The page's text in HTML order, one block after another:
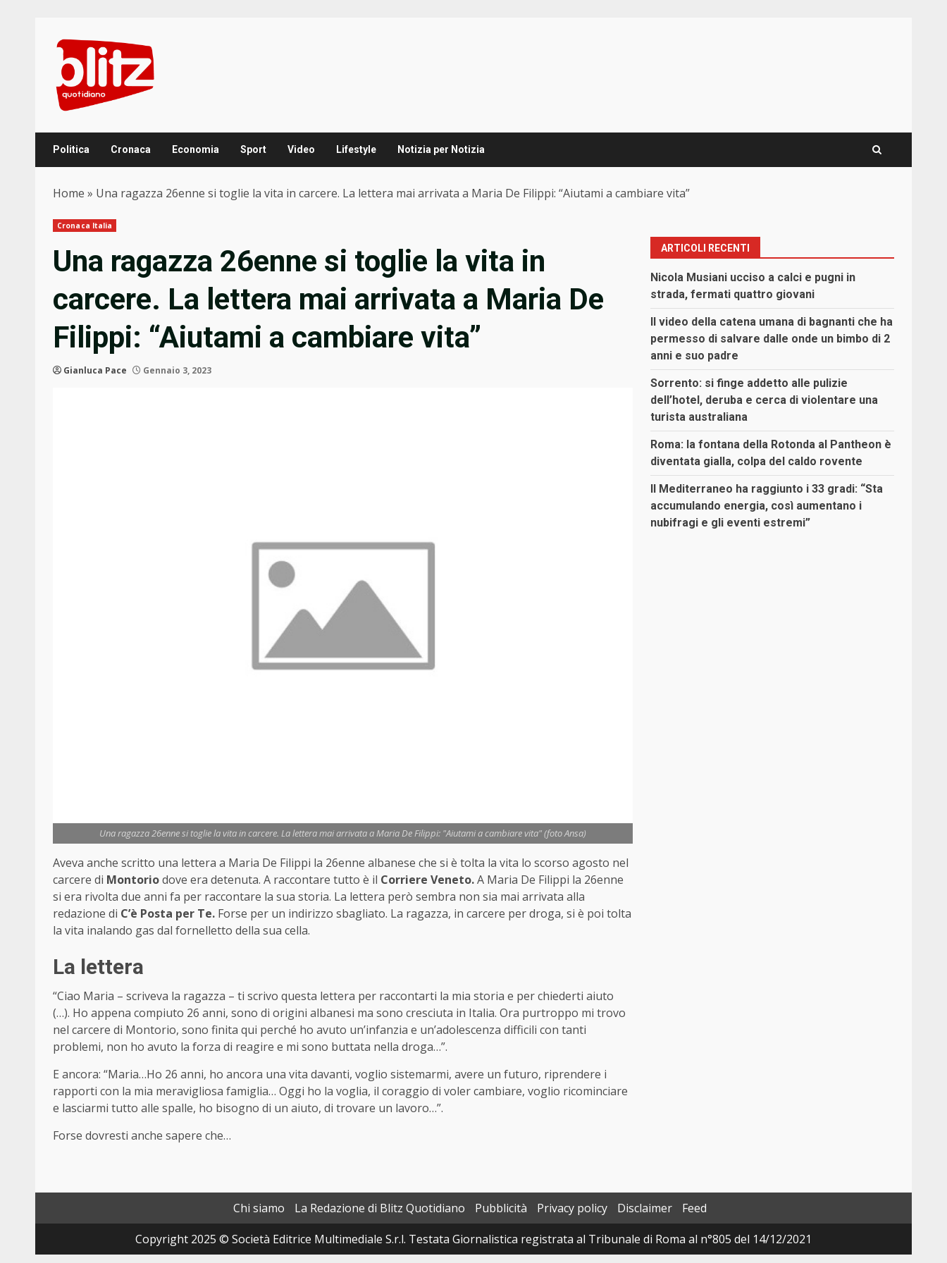
content
Politica Cronaca Economia Sport Video Lifestyle Notizia per Notizia
Home » Una ragazza 26enne si toglie la vita in carcere. La lettera mai arrivata a Maria De Filippi: “Aiutami a cambiare vita”
Cronaca Italia
Una ragazza 26enne si toglie la vita in
carcere. La lettera mai arrivata a Maria De
Filippi: “Aiutami a cambiare vita”
Gianluca Pace Gennaio 3, 2023
Una ragazza 26enne si toglie la vita in carcere. La lettera mai arrivata a Maria De Filippi: "Aiutami a cambiare vita" (foto Ansa)
Aveva anche scritto una lettera a Maria De Filippi la 26enne albanese che si è tolta la vita lo scorso agosto nel
carcere di Montoriodove era detenuta. A raccontare tutto è il Corriere Veneto.A Maria De Filippi la 26enne
si era rivolta due anni fa per raccontare la sua storia. La lettera però sembra non sia mai arrivata alla
redazione di C’è Posta per Te. Forse per un indirizzo sbagliato. La ragazza, in carcere per droga, si è poi tolta
la vita inalando gas dal fornelletto della sua cella.
La lettera
“Ciao Maria – scriveva la ragazza – ti scrivo questa lettera per raccontarti la mia storia e per chiederti aiuto
(…). Ho appena compiuto 26 anni, sono di origini albanesi ma sono cresciuta in Italia. Ora purtroppo mi trovo
nel carcere di Montorio, sono finita qui perché ho avuto un’infanzia e un’adolescenza difficili con tanti
problemi, non ho avuto la forza di reagire e mi sono buttata nella droga…”.
E ancora: “Maria…Ho 26 anni, ho ancora una vita davanti, voglio sistemarmi, avere un futuro, riprendere i
rapporti con la mia meravigliosa famiglia… Oggi ho la voglia, il coraggio di voler cambiare, voglio ricominciare
e lasciarmi tutto alle spalle, ho bisogno di un aiuto, di trovare un lavoro…”.
Forse dovresti anche sapere che…
ARTICOLI RECENTI
Nicola Musiani ucciso a calci e pugni in
strada, fermati quattro giovani
Il video della catena umana di bagnanti che ha
permesso di salvare dalle onde un bimbo di 2
anni e suo padre
Sorrento: si finge addetto alle pulizie
dell’hotel, deruba e cerca di violentare una
turista australiana
Roma: la fontana della Rotonda al Pantheon è
diventata gialla, colpa del caldo rovente
Il Mediterraneo ha raggiunto i 33 gradi: “Sta
accumulando energia, così aumentano i
nubifragi e gli eventi estremi”
Chi siamo La Redazione di Blitz Quotidiano Pubblicità Privacy policy Disclaimer
Feed
Copyright 2025 © Società Editrice Multimediale S.r.l. Testata Giornalistica registrata al Tribunale di Roma al n°805 del 14/12/2021